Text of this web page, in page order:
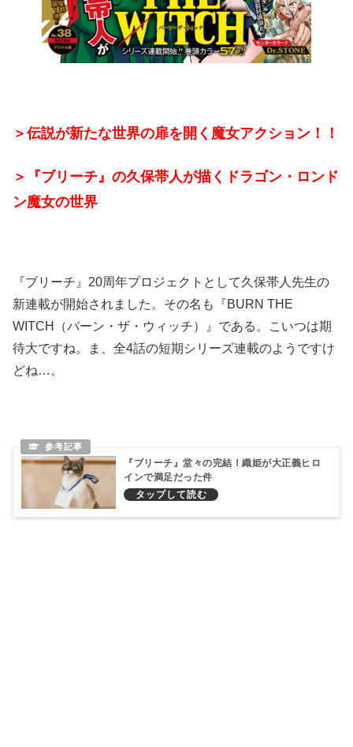
＞伝説が新たな世界の扉を開く魔女アクション！！
＞『ブリーチ』の久保帯人が描くドラゴン・ロンド
ン魔女の世界
『ブリーチ』20周年プロジェクトとして久保帯人先生の
新連載が開始されました。その名も『BURN THE
WITCH（バーン・ザ・ウィッチ）』である。こいつは期
待大ですね。ま、全4話の短期シリーズ連載のようですけ
どね…。
『ブリーチ』堂々の完結！織姫が大正義ヒロ
インで満足だった件